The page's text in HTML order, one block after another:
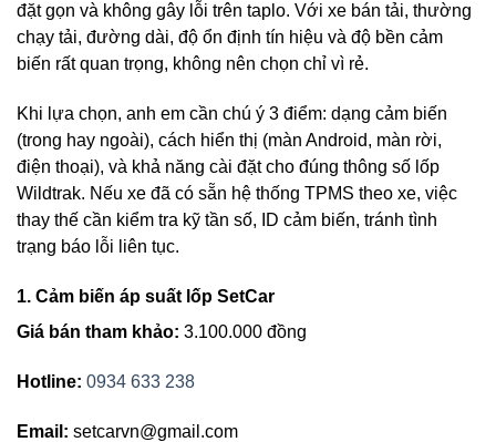
đặt gọn và không gây lỗi trên taplo. Với xe bán tải, thường
chạy tải, đường dài, độ ổn định tín hiệu và độ bền cảm
biến rất quan trọng, không nên chọn chỉ vì rẻ.
Khi lựa chọn, anh em cần chú ý 3 điểm: dạng cảm biến
(trong hay ngoài), cách hiển thị (màn Android, màn rời,
điện thoại), và khả năng cài đặt cho đúng thông số lốp
Wildtrak. Nếu xe đã có sẵn hệ thống TPMS theo xe, việc
thay thế cần kiểm tra kỹ tần số, ID cảm biến, tránh tình
trạng báo lỗi liên tục.
1. Cảm biến áp suất lốp SetCar
Giá bán tham khảo: 3.100.000 đồng
Hotline: 0934 633 238
Email: setcarvn@gmail.com